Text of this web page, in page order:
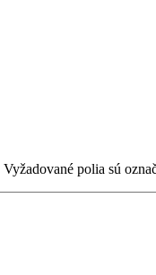
Vyžadované polia sú